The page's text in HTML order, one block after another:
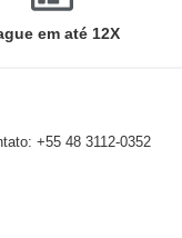
em até 12X
+55 48 3112-0352